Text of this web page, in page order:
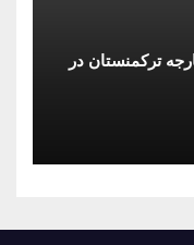
ترکمنستان در